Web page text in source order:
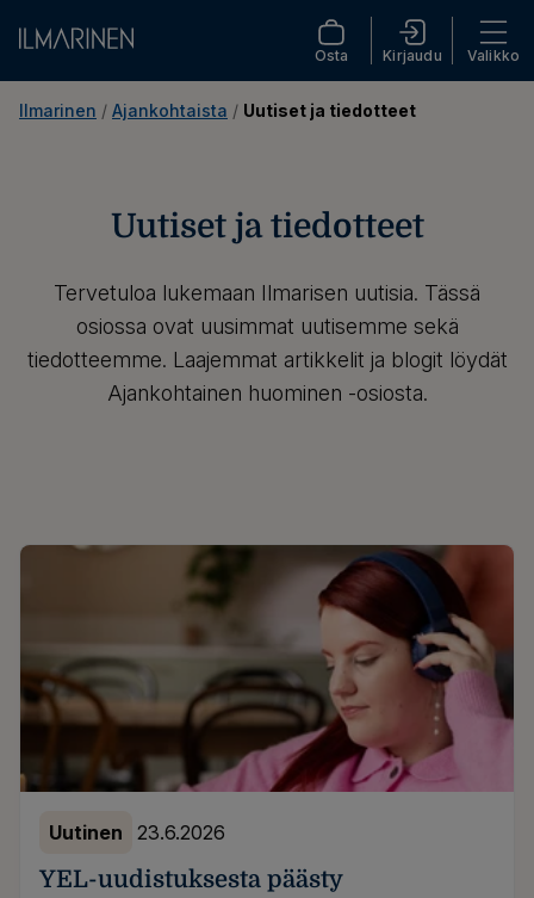
Osta Kirjaudu Valikko
Ilmarinen / Ajankohtaista / Uutiset ja tiedotteet
Uutiset ja tiedotteet
Tervetuloa lukemaan Ilmarisen uutisia. Tässä
osiossa ovat uusimmat uutisemme sekä
tiedotteemme. Laajemmat artikkelit ja blogit löydät
Ajankohtainen huominen -osiosta.
YEL-uudistuksesta päästy
Uutinen 23.6.2026